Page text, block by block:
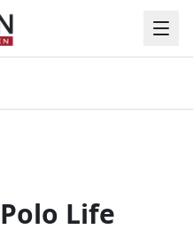
Life